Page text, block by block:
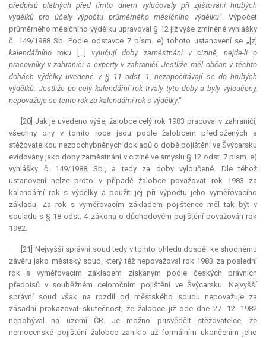
předpisů platných před tímto dnem vylučovaly při zjišťování hrubých
výdělků pro účely výpočtu průměrného měsíčního výdělku“. Výpočet
průměrného měsíčního výdělku upravoval § 12 již výše zmíněné vyhlášky
č. 149/1988 Sb. Podle odstavce 7 písm. e) tohoto ustanovení se „[z]
kalendářního roku [...]vylučují doby zaměstnání v cizině, nejde-li o
pracovníky v zahraničí a experty v zahraničí. Jestliže měl občan v těchto
dobách výdělky uvedené v § 11 odst. 1, nezapočítávají se do hrubých
výdělků. Jestliže po celý kalendářní rok trvaly tyto doby a byly vyloučeny,
nepovažuje se tento rok za kalendářní rok s výdělky.“
[20] Jak je uvedeno výše, žalobce celý rok 1983 pracoval v zahraničí,
všechny dny v tomto roce jsou podle žalobcem předložených a
stěžovatelkou nezpochybněných dokladů o době pojištění ve Švýcarsku
evidovány jako doby zaměstnání v cizině ve smyslu § 12 odst. 7 písm. e)
vyhlášky č. 149/1988 Sb., a tedy za doby vyloučené. Dle téhož
ustanovení nelze proto v případě žalobce považovat rok 1983 za
kalendářní rok s výdělky a použít jej při výpočtu jeho vyměřovacího
základu. Za rok s vyměřovacím základem pojištěnce měl tak být v
souladu s § 18 odst. 4 zákona o důchodovém pojištění považován rok
1982.
[21] Nejvyšší správní soud tedy v tomto ohledu dospěl ke shodnému
závěru jako městský soud, který též nepovažoval rok 1983 za poslední
rok s vyměřovacím základem získaným podle českých právních
předpisů v souběžném celoročním pojištění ve Švýcarsku. Nejvyšší
správní soud však na rozdíl od městského soudu nepovažuje za
zásadní prokazovat skutečnost, že žalobce již ode dne 27. 12. 1982
nepobýval na území ČR. Je možno přisvědčit stěžovatelce, že
nemocenské pojištění žalobce zaniklo až formálním ukončením jeho